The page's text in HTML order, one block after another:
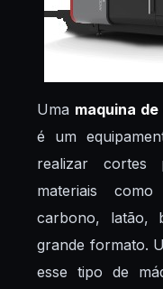
Uma maquina
é um
realizar cortes
materiais
carbono, latão,
grande formato.
esse tipo de